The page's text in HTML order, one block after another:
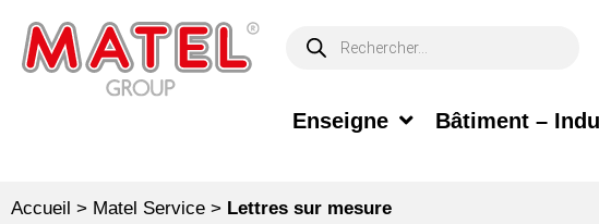
Enseigne Bâtiment –
Accueil > Matel Service > Lettres sur mesure